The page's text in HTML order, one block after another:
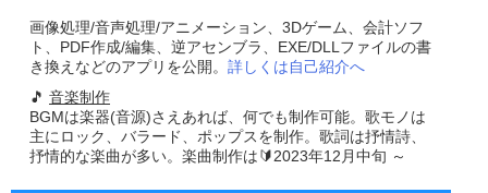
画像処理/音声処理/アニメーション、3Dゲーム、会計ソフ
ト、PDF作成/編集、逆アセンブラ、EXE/DLLファイルの書
き換えなどのアプリを公開。 詳しくは自己紹介へ
🎵 音楽制作
BGMは楽器(音源)さえあれば、何でも制作可能。歌モノは
主にロック、バラード、ポップスを制作。歌詞は抒情詩、
抒情的な楽曲が多い。楽曲制作は🔰2023年12月中旬 ～